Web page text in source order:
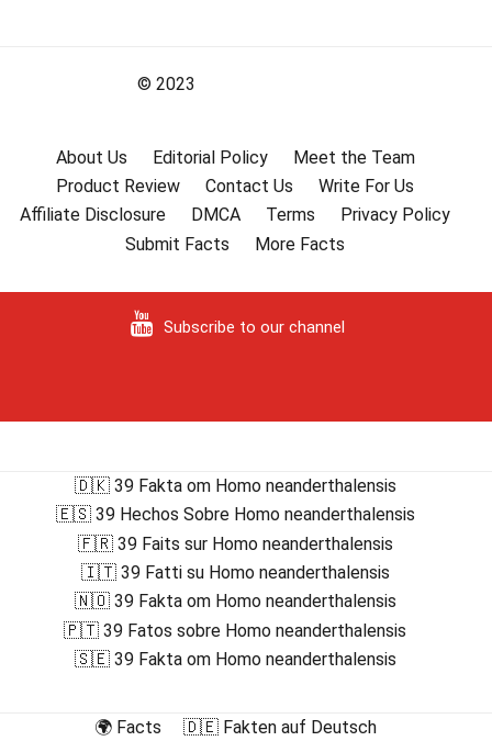
© 2023
About Us Editorial Policy
Meet the Team
Product Review
Contact Us
Write For Us
Affiliate Disclosure
DMCA Terms
Privacy Policy
Submit Facts
More Facts
Subscribe to our channel
🇩🇰 39 Fakta om Homo neanderthalensis
🇪🇸 39 Hechos Sobre Homo neanderthalensis
🇫🇷 39 Faits sur Homo neanderthalensis
🇮🇹 39 Fatti su Homo neanderthalensis
🇳🇴 39 Fakta om Homo neanderthalensis
🇵🇹 39 Fatos sobre Homo neanderthalensis
🇸🇪 39 Fakta om Homo neanderthalensis
🌍 Facts 🇩🇪 Fakten auf Deutsch